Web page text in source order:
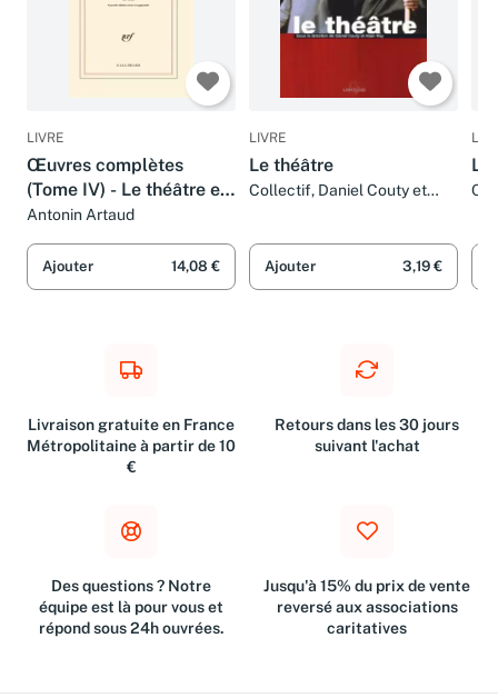
LIVRE
Œuvres complètes
(Tome IV) - Le théâtre et
son double , Le théâtre
Antonin Artaud
Ajouter 14,08 €
LIVRE
Le théâtre
Collectif, Daniel Couty et
Ajouter 3,19 €
Le
Livraison gratuite en France
Métropolitaine à partir de 10
€
Retours dans les 30 jours
suivant l'achat
Des questions ? Notre
équipe est là pour vous et
répond sous 24h ouvrées.
Jusqu'à 15% du prix de vente
reversé aux associations
caritatives